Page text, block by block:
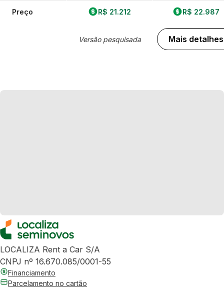
Preço R$ 21.212
Versão pesquisada
R$ 22.987
Mais detalhes
LOCALIZA Rent a Car S/A
CNPJ nº 16.670.085/0001-55
Financiamento
Parcelamento no cartão